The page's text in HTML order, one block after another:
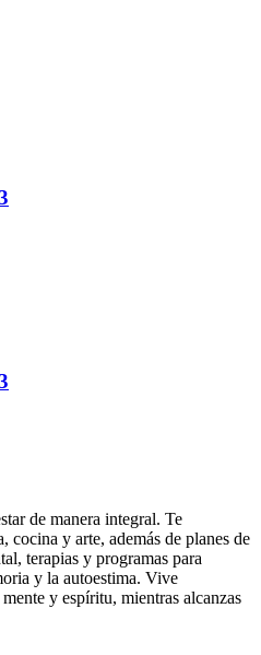
de manera integral. Te
cocina y arte, además de planes de
terapias y programas para
y la autoestima. Vive
y espíritu, mientras alcanzas